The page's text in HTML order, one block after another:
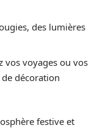
des lumières
vos voyages ou vos
décoration
festive et